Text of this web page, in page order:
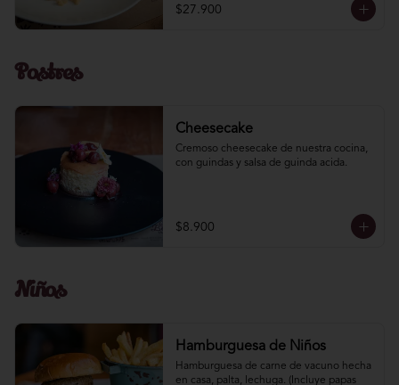
$27.900
Postres
Cheesecake
Cremoso cheesecake de nuestra cocina,
con guindas y salsa de guinda acida.
$8.900
Niños
Hamburguesa de Niños
Hamburguesa de carne de vacuno hecha
en casa, palta, lechuga. (Incluye papas